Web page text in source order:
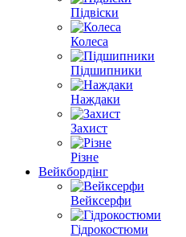
Підвіски
Колеса
Підшипники
Наждаки
Захист
Різне
Вейкбордінг
Вейксерфи
Гідрокостюми